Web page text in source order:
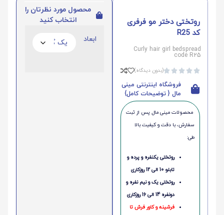
روتختی دختر مو فرفری
کد R25
Curly hair girl bedspread
code R25




(بدون دیدگاه)
فروشگاه اینترنتی مینی
مال { توضیحات کامل}
محصولات مینی‌ مال پس از ثبت
سفارش، با دقت و کیفیت بالا
طی:
روتختی یکنفره و پرده و
تابلو 10 الی 12 روزکاری
روتختی یک و نیم نفره و
دونفره 14 الی 16 روزکاری
فرشینه و کاور فرش تا
محصول مورد نظرتان را
انتخاب کنید
ابعاد